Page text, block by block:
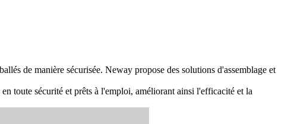
de manière sécurisée. Neway propose des solutions d'assemblage et
toute sécurité et prêts à l'emploi, améliorant ainsi l'efficacité et la